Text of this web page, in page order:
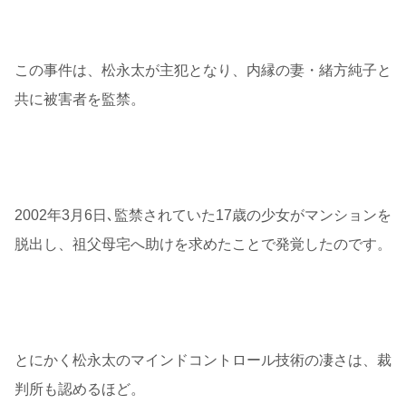
この事件は、松永太が主犯となり、内縁の妻・緒方純子と
共に被害者を監禁。
2002年3月6日､監禁されていた17歳の少女がマンションを
脱出し、祖父母宅へ助けを求めたことで発覚したのです。
とにかく松永太のマインドコントロール技術の凄さは、裁
判所も認めるほど。